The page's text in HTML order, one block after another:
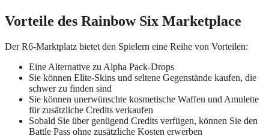
Vorteile des Rainbow Six Marketplace
Der R6-Marktplatz bietet den Spielern eine Reihe von Vorteilen:
Eine Alternative zu Alpha Pack-Drops
Sie können Elite-Skins und seltene Gegenstände kaufen, die
schwer zu finden sind
Sie können unerwünschte kosmetische Waffen und Amulette
für zusätzliche Credits verkaufen
Sobald Sie über genügend Credits verfügen, können Sie den
Battle Pass ohne zusätzliche Kosten erwerben